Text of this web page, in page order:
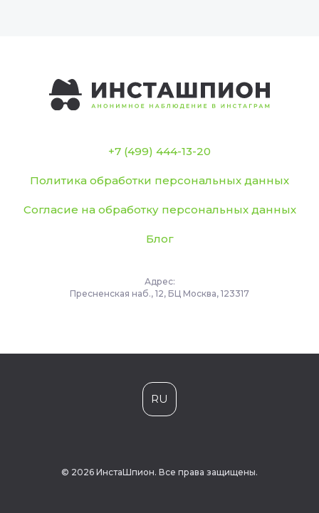
+7 (499) 444-13-20
Политика обработки персональных данных
Согласие на обработку персональных данных
Блог
Адрес:
Пресненская наб., 12, БЦ Москва, 123317
RU
© 2026 ИнстаШпион. Все права защищены.